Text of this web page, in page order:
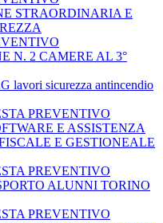
STRAORDINARIA E
N. 2 CAMERE AL 3°
lavori sicurezza antincendio
PREVENTIVO
E ASSISTENZA
E GESTIONEALE
PREVENTIVO
ALUNNI TORINO
PREVENTIVO